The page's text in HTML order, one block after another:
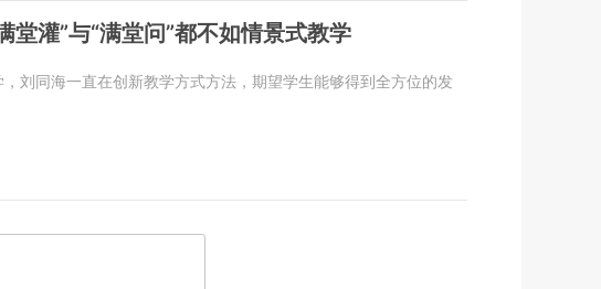
堂灌”与“满堂问”都不如情景式教学
，刘同海一直在创新教学方式方法，期望学生能够得到全方位的发